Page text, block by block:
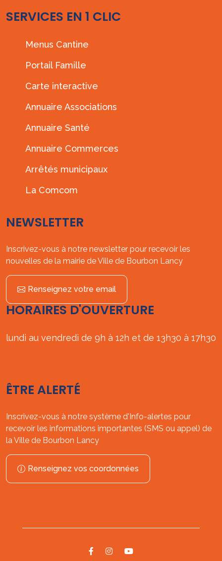
SERVICES EN 1 CLIC
Menus Cantine
Portail Famille
Carte interactive
Annuaire Associations
Annuaire Santé
Annuaire Commerces
Arrêtés municipaux
La Comcom
NEWSLETTER
Inscrivez-vous à notre newsletter pour recevoir les
nouvelles de la mairie de Ville de Bourbon Lancy
Renseignez votre email
HORAIRES D'OUVERTURE
lundi au vendredi de 9h à 12h et de 13h30 à 17h30
ÊTRE ALERTÉ
Inscrivez-vous à notre système d'Info-alertes pour
recevoir les informations importantes (SMS ou appel) de
la Ville de Bourbon Lancy
Renseignez vos coordonnées